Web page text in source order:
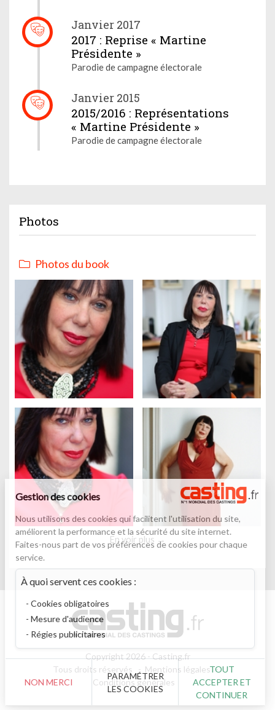
Janvier 2017
2017 : Reprise « Martine
Présidente »
Parodie de campagne électorale
Janvier 2015
2015/2016 : Représentations
« Martine Présidente »
Parodie de campagne électorale
Photos
Photos du book
En voir plus
Copyright 2026 - Casting.fr
Tous droits réservés
Mentions légales
Conditions générales
Gestion des cookies
Nous utilisons des cookies qui facilitent l'utilisation du site,
améliorent la performance et la sécurité du site internet.
Faites-nous part de vos préférences de cookies pour chaque
service.
À quoi servent ces cookies :
Cookies obligatoires
Mesure d'audience
Régies publicitaires
NON MERCI
PARAMÉTRER
LES COOKIES
TOUT
ACCEPTER ET
CONTINUER